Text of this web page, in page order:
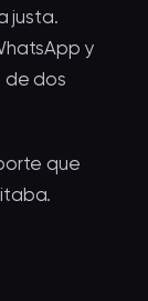
justa.
y
de dos
que